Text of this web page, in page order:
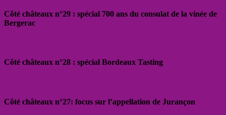
Côté châteaux n°29 : spécial 700 ans du consulat de la vinée de
Bergerac
Côté châteaux n°28 : spécial Bordeaux Tasting
Côté châteaux n°27: focus sur l’appellation de Jurançon